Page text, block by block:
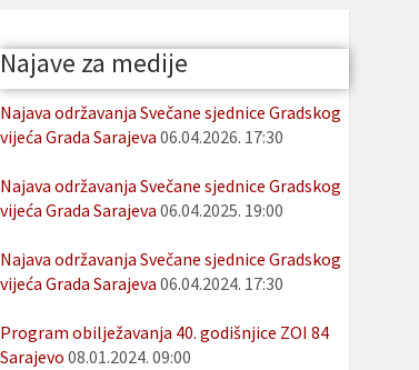
Najave za medije
Najava održavanja Svečane sjednice Gradskog
vijeća Grada Sarajeva 06.04.2026. 17:30
Najava održavanja Svečane sjednice Gradskog
vijeća Grada Sarajeva 06.04.2025. 19:00
Najava održavanja Svečane sjednice Gradskog
vijeća Grada Sarajeva 06.04.2024. 17:30
Program obilježavanja 40. godišnjice ZOI 84
Sarajevo 08.01.2024. 09:00